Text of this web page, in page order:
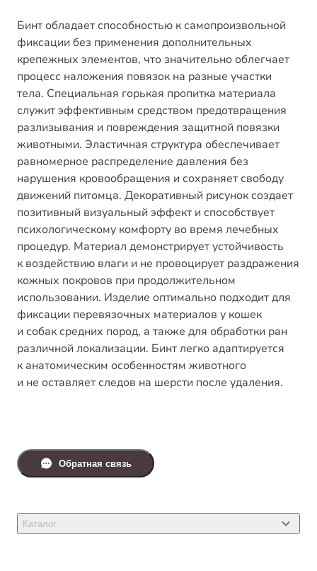
Бинт обладает способностью к самопроизвольной
фиксации без применения дополнительных
крепежных элементов, что значительно облегчает
процесс наложения повязок на разные участки
тела. Специальная горькая пропитка материала
служит эффективным средством предотвращения
разлизывания и повреждения защитной повязки
животными. Эластичная структура обеспечивает
равномерное распределение давления без
нарушения кровообращения и сохраняет свободу
движений питомца. Декоративный рисунок создает
позитивный визуальный эффект и способствует
психологическому комфорту во время лечебных
процедур. Материал демонстрирует устойчивость
к воздействию влаги и не провоцирует раздражения
кожных покровов при продолжительном
использовании. Изделие оптимально подходит для
фиксации перевязочных материалов у кошек
и собак средних пород, а также для обработки ран
различной локализации. Бинт легко адаптируется
к анатомическим особенностям животного
и не оставляет следов на шерсти после удаления.
Каталог
Обратная связь